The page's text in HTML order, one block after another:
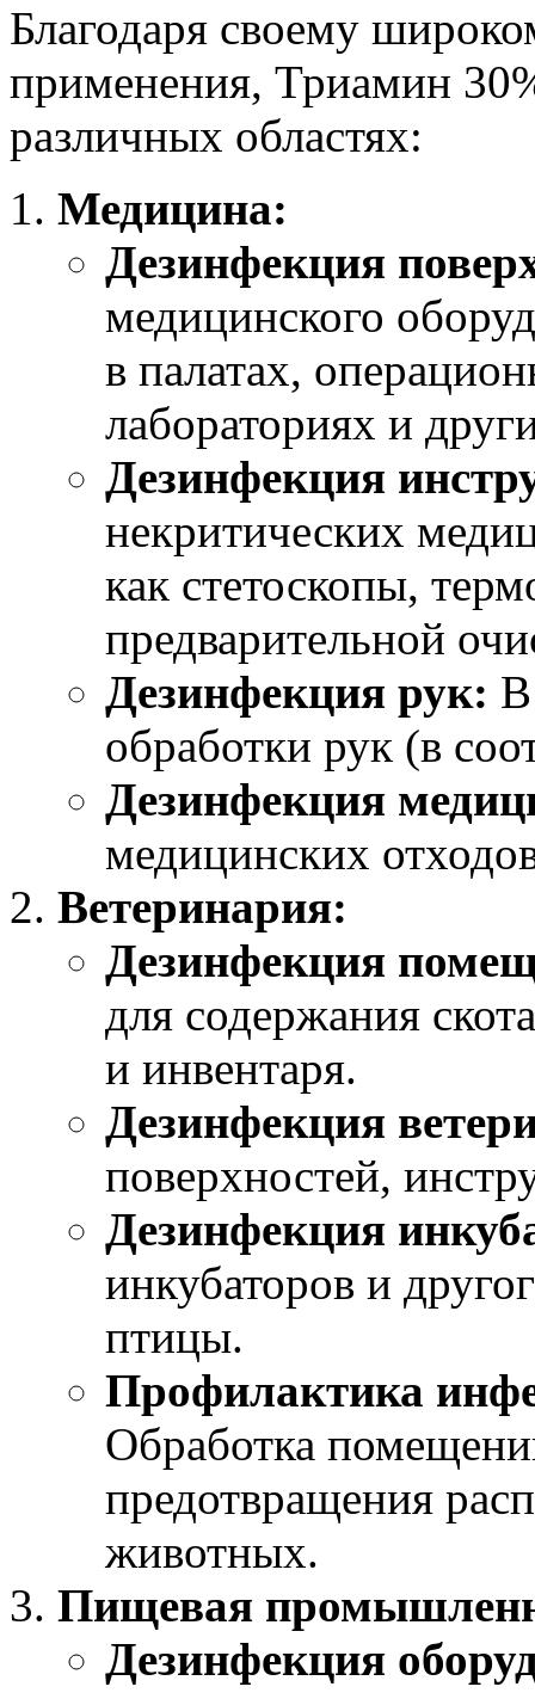
Благодаря своему
применения, Триамин
различных областях:
Медицина:
Дезинфекция
медицинского
в палатах,
лабораториях и
Дезинфекция
некритических
как стетоскопы,
предварительной
Дезинфекция рук: В
обработки рук (в
Дезинфекция
медицинских
Ветеринария:
Дезинфекция
для содержания
и инвентаря.
Дезинфекция
поверхностей,
Дезинфекция
инкубаторов и
птицы.
Профилактика
Обработка
предотвращения
животных.
Пищевая
Дезинфекция